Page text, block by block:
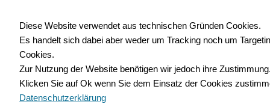
für Handwerk,
Diese Website verwendet aus technischen Gründen Cookies.
Es handelt sich dabei aber weder um Tracking noch um
Cookies.
Zur Nutzung der Website benötigen wir jedoch ihre
Klicken Sie auf Ok wenn Sie dem Einsatz der Cookies
Datenschutzerklärung